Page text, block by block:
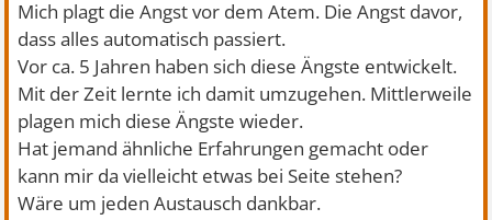
Mich plagt die Angst vor dem Atem. Die Angst davor,
dass alles automatisch passiert.
Vor ca. 5 Jahren haben sich diese Ängste entwickelt.
Mit der Zeit lernte ich damit umzugehen. Mittlerweile
plagen mich diese Ängste wieder.
Hat jemand ähnliche Erfahrungen gemacht oder
kann mir da vielleicht etwas bei Seite stehen?
Wäre um jeden Austausch dankbar.